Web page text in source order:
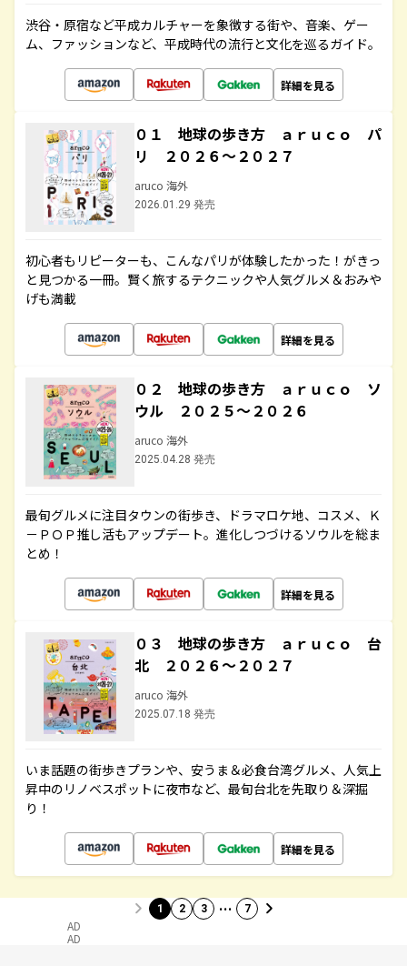
渋谷・原宿など平成カルチャーを象徴する街や、音楽、ゲー
ム、ファッションなど、平成時代の流行と文化を巡るガイド。
詳細を見る
０１ 地球の歩き方 ａｒｕｃｏ パ
リ ２０２６～２０２７
aruco 海外
2026.01.29 発売
初心者もリピーターも、こんなパリが体験したかった！がきっ
と見つかる一冊。賢く旅するテクニックや人気グルメ＆おみや
げも満載
詳細を見る
０２ 地球の歩き方 ａｒｕｃｏ ソ
ウル ２０２５～２０２６
aruco 海外
2025.04.28 発売
最旬グルメに注目タウンの街歩き、ドラマロケ地、コスメ、Ｋ
－ＰＯＰ推し活もアップデート。進化しつづけるソウルを総ま
とめ！
詳細を見る
０３ 地球の歩き方 ａｒｕｃｏ 台
北 ２０２６～２０２７
aruco 海外
2025.07.18 発売
いま話題の街歩きプランや、安うま＆必食台湾グルメ、人気上
昇中のリノベスポットに夜市など、最旬台北を先取り＆深掘
り！
詳細を見る
1 2 3 … 7
AD
AD